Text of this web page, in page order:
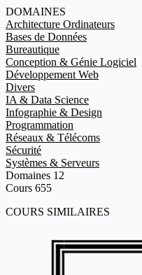
DOMAINES
Architecture Ordinateurs
Bases de Données
Bureautique
Conception & Génie Logiciel
Développement Web
Divers
IA & Data Science
Infographie & Design
Programmation
Réseaux & Télécoms
Sécurité
Systèmes & Serveurs
Domaines 12
Cours 655
COURS SIMILAIRES